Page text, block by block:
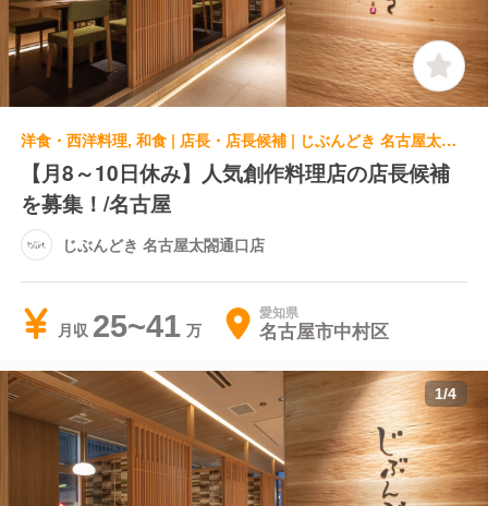
洋食・西洋料理, 和食 | 店長・店長候補 | じぶんどき 名古屋太閤通口店
【月8～10日休み】人気創作料理店の店長候補
を募集！/名古屋
じぶんどき 名古屋太閤通口店
月収 25~41 愛知県
名古屋市中村区
1/4